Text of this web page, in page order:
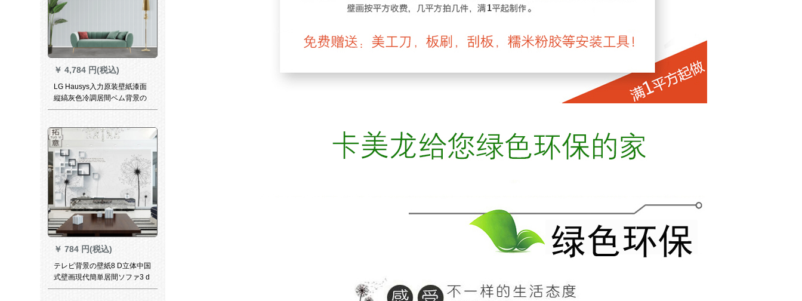
￥ 4,784 円(税込)
LG Hausys入力原装壁紙漆面
縦縞灰色冷調居間ベム背景の
壁大巻16.43平1069-2縦縞灰
￥ 784 円(税込)
テレビ背景の壁紙8 D立体中国
式壁画現代簡単居間ソファ3 d
映画壁紙5 d凹凸装飾16 Dヨー